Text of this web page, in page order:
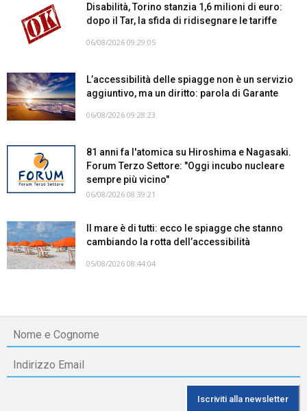
Disabilità, Torino stanzia 1,6 milioni di euro:
dopo il Tar, la sfida di ridisegnare le tariffe
06/08/2026 09:29:05
L’accessibilità delle spiagge non è un servizio
aggiuntivo, ma un diritto: parola di Garante
06/08/2026 09:28:23
81 anni fa l'atomica su Hiroshima e Nagasaki.
Forum Terzo Settore: "Oggi incubo nucleare
sempre più vicino"
06/08/2026 08:39:21
Il mare è di tutti: ecco le spiagge che stanno
cambiando la rotta dell’accessibilità
05/08/2026 08:44:04